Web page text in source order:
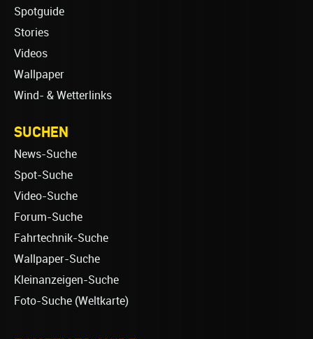
Spotguide
Stories
Videos
Wallpaper
Wind- & Wetterlinks
SUCHEN
News-Suche
Spot-Suche
Video-Suche
Forum-Suche
Fahrtechnik-Suche
Wallpaper-Suche
Kleinanzeigen-Suche
Foto-Suche (Weltkarte)